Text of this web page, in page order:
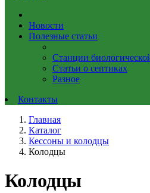
Новости
Полезные статьи
Станции
Статьи о септиках
Разное
Контакты
Главная
Каталог
Кессоны и колодцы
Колодцы
Колодцы